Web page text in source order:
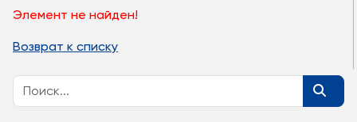
Элемент не найден!
Возврат к списку